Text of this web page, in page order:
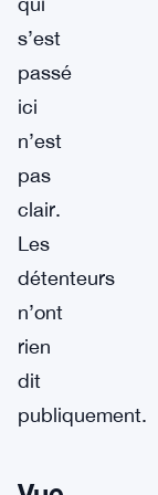
s’est
passé
ici
n’est
pas
clair.
Les
détenteurs
n’ont
rien
dit
publiquement.